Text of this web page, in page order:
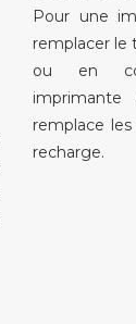
Pour une
remplacer le
ou en
remplace
recharge.